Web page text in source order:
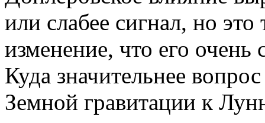
или слабее сигнал, но это
изменение, что его очень
Куда значительнее
Земной гравитации к